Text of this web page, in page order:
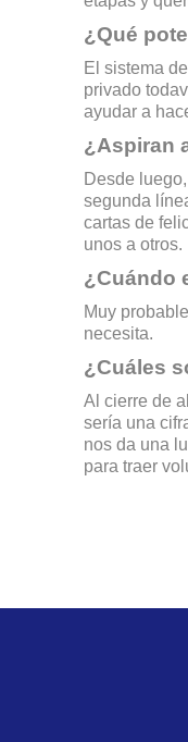
¿Qué
El sistema
privado
ayudar a
¿Aspiran
Desde
segunda
cartas de
unos a otros.
¿Cuándo
Muy
necesita.
¿Cuáles
Al cierre de
sería una
nos da una
para traer